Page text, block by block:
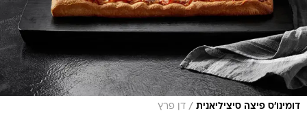
דומינו'ס פיצה סיציליאנית / דן פרץ